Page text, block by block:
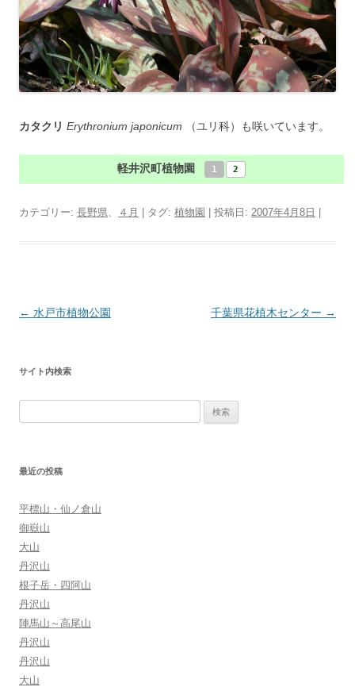
カタクリ Erythronium japonicum （ユリ科）も咲いています。
軽井沢町植物園 1 2
カテゴリー: 長野県 ４月 | タグ: 植物園 | 投稿日: 2007年4月8日
投
ビ
ゲ
ー
ョ
← 水戸市植物公園 千葉県花植木センター →
サイト内検索
最近の投稿
平標山・仙ノ倉山
御嶽山
大山
丹沢山
根子岳・四阿山
丹沢山
陣馬山～高尾山
丹沢山
丹沢山
大山